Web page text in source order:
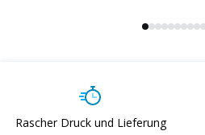
Rascher Druck und Lieferung